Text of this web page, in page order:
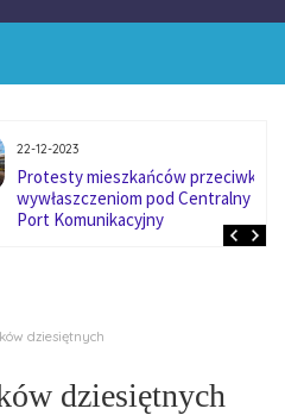
22-12-2023
Protesty mieszkańców przeciwko
wywłaszczeniom pod Centralny
Port Komunikacyjny
dziesiętnych
dziesiętnych